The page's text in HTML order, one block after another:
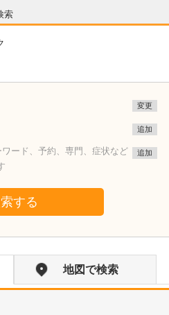
索
変更
追加
ード、予約、専門、症状など
追加
する
地図で検索